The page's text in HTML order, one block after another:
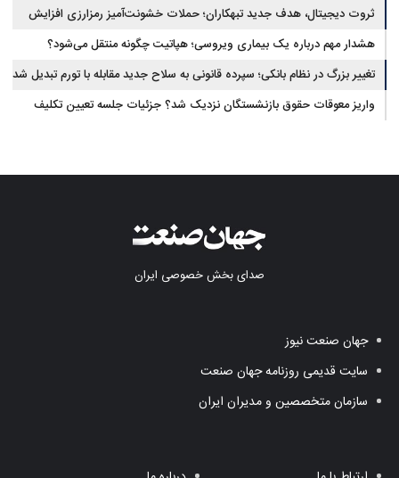
ثروت دیجیتال، هدف جدید تبهکاران؛ حملات خشونت‌آمیز رمزارزی افزایش
یافت
هشدار مهم درباره یک بیماری ویروسی؛ هپاتیت چگونه منتقل می‌شود؟
تغییر بزرگ در نظام بانکی؛ سپرده قانونی به سلاح جدید مقابله با تورم تبدیل شد
واریز معوقات حقوق بازنشستگان نزدیک شد؟ جزئیات جلسه تعیین تکلیف
صدای بخش خصوصی ایران
جهان صنعت نیوز
سایت قدیمی روزنامه جهان صنعت
سازمان متخصصین و مدیران ایران